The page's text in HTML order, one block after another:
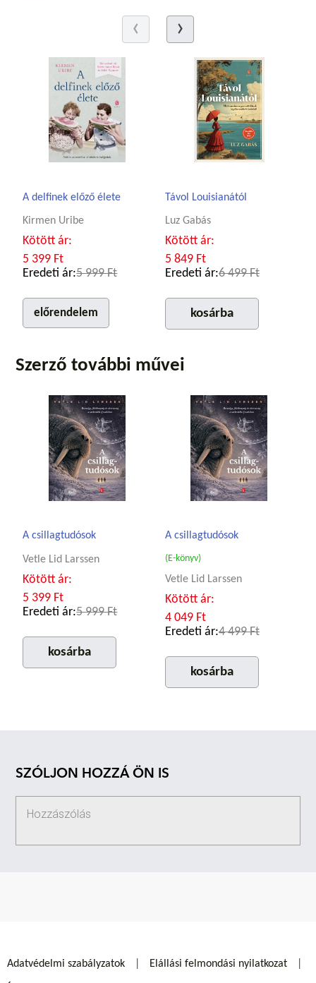
A delfinek előző élete
Kirmen Uribe
Kötött ár:
5 399 Ft
Eredeti ár:5 999 Ft
előrendelem
Távol Louisianától
Luz Gabás
Kötött ár:
5 849 Ft
Eredeti ár:6 499 Ft
kosárba
Szerző további művei
A csillagtudósok
Vetle Lid Larssen
Kötött ár:
5 399 Ft
Eredeti ár:5 999 Ft
kosárba
A csillagtudósok
(E-könyv)
Vetle Lid Larssen
Kötött ár:
4 049 Ft
Eredeti ár:4 499 Ft
kosárba
SZÓLJON HOZZÁ ÖN IS
Adatvédelmi szabályzatok Elállási felmondási nyilatkozat